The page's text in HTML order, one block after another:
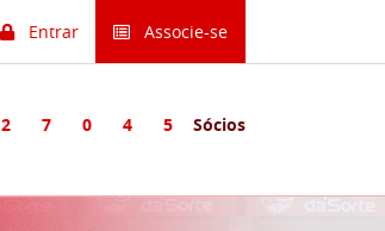
Entrar Associe-se
2 7 0 4 5 Sócios